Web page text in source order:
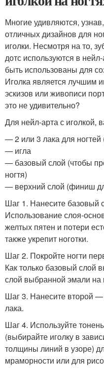
Многие удивляются,
отличных дизайнов для
иголки. Несмотря на то,
дотс используются в
быть использованы для
Иголка является лучшим
эскизов или живописи
это не удивительно?
Для нейл-арта с иголкой,
— 2 или 3 лака для
— игла
— базовый слой (чтобы
ногтя)
— верхний слой (финиш
Шаг 1. Нанесите базовый
Использование слоя-
желтых пятен и потери
также укрепит ноготки.
Шаг 2. Покройте ногти
Как только базовый слой
слой выбранной эмали на
Шаг 3. Нанесите второй
лака.
Шаг 4. Используйте
(выбирайте иголку в
толщины линий в узоре)
мраморности или для